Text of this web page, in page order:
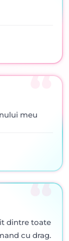
meu
dintre toate
cu drag.